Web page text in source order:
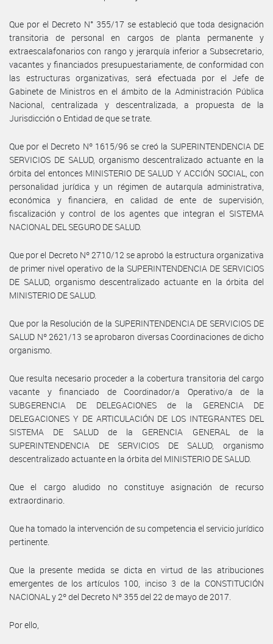
Que por el Decreto N° 355/17 se estableció que toda designación
transitoria de personal en cargos de planta permanente y
extraescalafonarios con rango y jerarquía inferior a Subsecretario,
vacantes y financiados presupuestariamente, de conformidad con
las estructuras organizativas, será efectuada por el Jefe de
Gabinete de Ministros en el ámbito de la Administración Pública
Nacional, centralizada y descentralizada, a propuesta de la
Jurisdicción o Entidad de que se trate.
Que por el Decreto Nº 1615/96 se creó la SUPERINTENDENCIA DE
SERVICIOS DE SALUD, organismo descentralizado actuante en la
órbita del entonces MINISTERIO DE SALUD Y ACCIÓN SOCIAL, con
personalidad jurídica y un régimen de autarquía administrativa,
económica y financiera, en calidad de ente de supervisión,
fiscalización y control de los agentes que integran el SISTEMA
NACIONAL DEL SEGURO DE SALUD.
Que por el Decreto Nº 2710/12 se aprobó la estructura organizativa
de primer nivel operativo de la SUPERINTENDENCIA DE SERVICIOS
DE SALUD, organismo descentralizado actuante en la órbita del
MINISTERIO DE SALUD.
Que por la Resolución de la SUPERINTENDENCIA DE SERVICIOS DE
SALUD Nº 2621/13 se aprobaron diversas Coordinaciones de dicho
organismo.
Que resulta necesario proceder a la cobertura transitoria del cargo
vacante y financiado de Coordinador/a Operativo/a de la
SUBGERENCIA DE DELEGACIONES de la GERENCIA DE
DELEGACIONES Y DE ARTICULACIÓN DE LOS INTEGRANTES DEL
SISTEMA DE SALUD de la GERENCIA GENERAL de la
SUPERINTENDENCIA DE SERVICIOS DE SALUD, organismo
descentralizado actuante en la órbita del MINISTERIO DE SALUD.
Que el cargo aludido no constituye asignación de recurso
extraordinario.
Que ha tomado la intervención de su competencia el servicio jurídico
pertinente.
Que la presente medida se dicta en virtud de las atribuciones
emergentes de los artículos 100, inciso 3 de la CONSTITUCIÓN
NACIONAL y 2º del Decreto Nº 355 del 22 de mayo de 2017.
Por ello,